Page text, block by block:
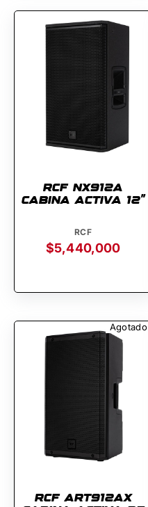
RCF NX912A
CABINA ACTIVA 12''
RCF
$5,440,000
Agotado
RCF ART912AX